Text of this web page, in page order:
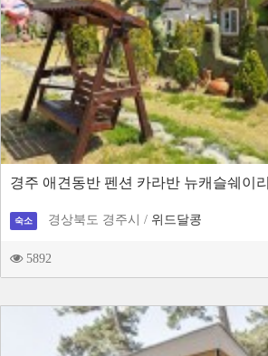
경주 애견동반 펜션 카라반 뉴캐슬쉐이리
숙소 경상북도 경주시 / 위드달콩
5892